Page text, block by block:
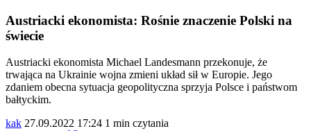
Austriacki ekonomista: Rośnie znaczenie Polski na
świecie
Austriacki ekonomista Michael Landesmann przekonuje, że
trwająca na Ukrainie wojna zmieni układ sił w Europie. Jego
zdaniem obecna sytuacja geopolityczna sprzyja Polsce i państwom
bałtyckim.
kak 27.09.2022 17:24 1 min czytania